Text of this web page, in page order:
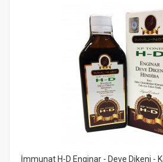
İmmunat H-D Enginar - Deve Dikeni -